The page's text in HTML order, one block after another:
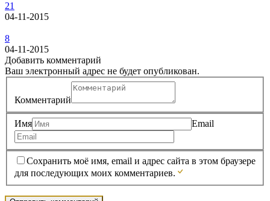
21
04-11-2015
8
04-11-2015
Добавить комментарий
Ваш электронный адрес не будет опубликован.
Комментарий
Имя Email
Сохранить моё имя, email и адрес сайта в этом браузере
для последующих моих комментариев.